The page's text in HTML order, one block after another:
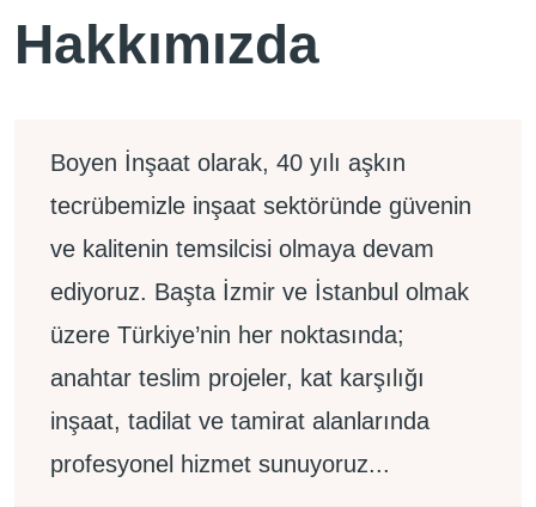
Hakkımızda
Boyen İnşaat olarak, 40 yılı aşkın
tecrübemizle inşaat sektöründe güvenin
ve kalitenin temsilcisi olmaya devam
ediyoruz. Başta İzmir ve İstanbul olmak
üzere Türkiye’nin her noktasında;
anahtar teslim projeler, kat karşılığı
inşaat, tadilat ve tamirat alanlarında
profesyonel hizmet sunuyoruz...